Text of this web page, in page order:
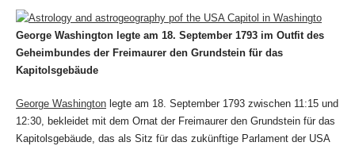
George Washington legte am 18. September 1793 im Outfit des
Geheimbundes der Freimaurer den Grundstein für das
Kapitolsgebäude
George Washington legte am 18. September 1793 zwischen 11:15 und
12:30, bekleidet mit dem Ornat der Freimaurer den Grundstein für das
Kapitolsgebäude, das als Sitz für das zukünftige Parlament der USA